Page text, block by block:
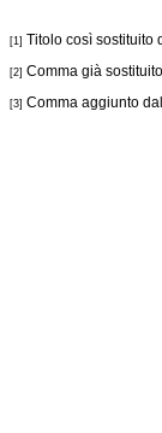
[1] Titolo così sostituito
[2] Comma già
[3] Comma aggiunto